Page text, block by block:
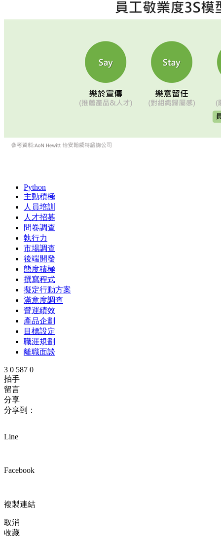
Python
主動積極
人員培訓
人才招募
問卷調查
執行力
市場調查
後端開發
態度積極
撰寫程式
擬定行動方案
滿意度調查
營運績效
產品企劃
目標設定
職涯規劃
離職面談
3 0 587 0
拍手
留言
分享
分享到：
Line
Facebook
複製連結
取消
收藏